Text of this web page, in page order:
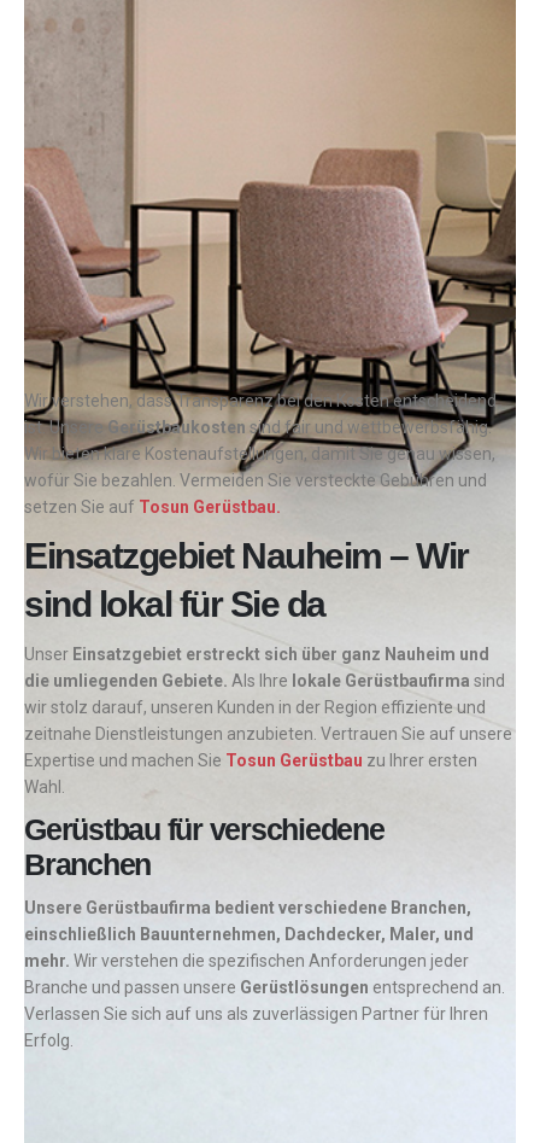
Wir verstehen, dass Transparenz bei den Kosten entscheidend
ist. UnsereGerüstbaukosten sind fair und wettbewerbsfähig.
Wir bieten klare Kostenaufstellungen, damit Sie genau wissen,
wofür Sie bezahlen. Vermeiden Sie versteckte Gebühren und
setzen Sie auf Tosun Gerüstbau.
Einsatzgebiet Nauheim – Wir
sind lokal für Sie da
Unser Einsatzgebiet erstreckt sich über ganz Nauheim und
die umliegenden Gebiete. Als Ihre lokale Gerüstbaufirma sind
wir stolz darauf, unseren Kunden in der Region effiziente und
zeitnahe Dienstleistungen anzubieten. Vertrauen Sie auf unsere
Expertise und machen Sie Tosun Gerüstbau zu Ihrer ersten
Wahl.
Gerüstbau für verschiedene
Branchen
Unsere Gerüstbaufirma bedient verschiedene Branchen,
einschließlich Bauunternehmen, Dachdecker, Maler, und
mehr. Wir verstehen die spezifischen Anforderungen jeder
Branche und passen unsere Gerüstlösungen entsprechend an.
Verlassen Sie sich auf uns als zuverlässigen Partner für Ihren
Erfolg.